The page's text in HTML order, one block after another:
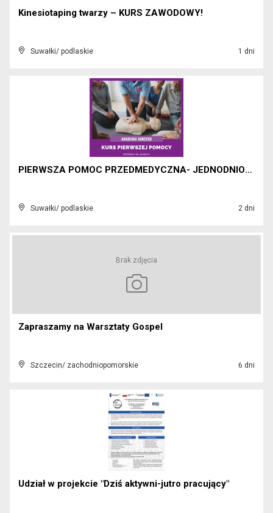
Kinesiotaping twarzy – KURS ZAWODOWY!
Suwałki/ podlaskie 1 dni
PIERWSZA POMOC PRZEDMEDYCZNA- JEDNODNIOWY KURS!
Suwałki/ podlaskie 2 dni
Brak zdjęcia
Zapraszamy na Warsztaty Gospel
Szczecin/ zachodniopomorskie 6 dni
Udział w projekcie "Dziś aktywni-jutro pracujący"